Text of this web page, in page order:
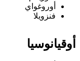
أوروغواي
فنزويلا
أوقيانوسيا